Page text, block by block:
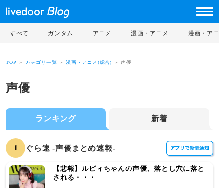
すべて ガンダム アニメ 漫画・アニメ 漫画・ア
TOP ＞ カテゴリ一覧 ＞漫画・アニメ(総合) ＞ 声優
声優
ランキング 新着
1 ぐら速 -声優まとめ速報-
【悲報】ルビィちゃんの声優、落とし穴に落と
される・・・